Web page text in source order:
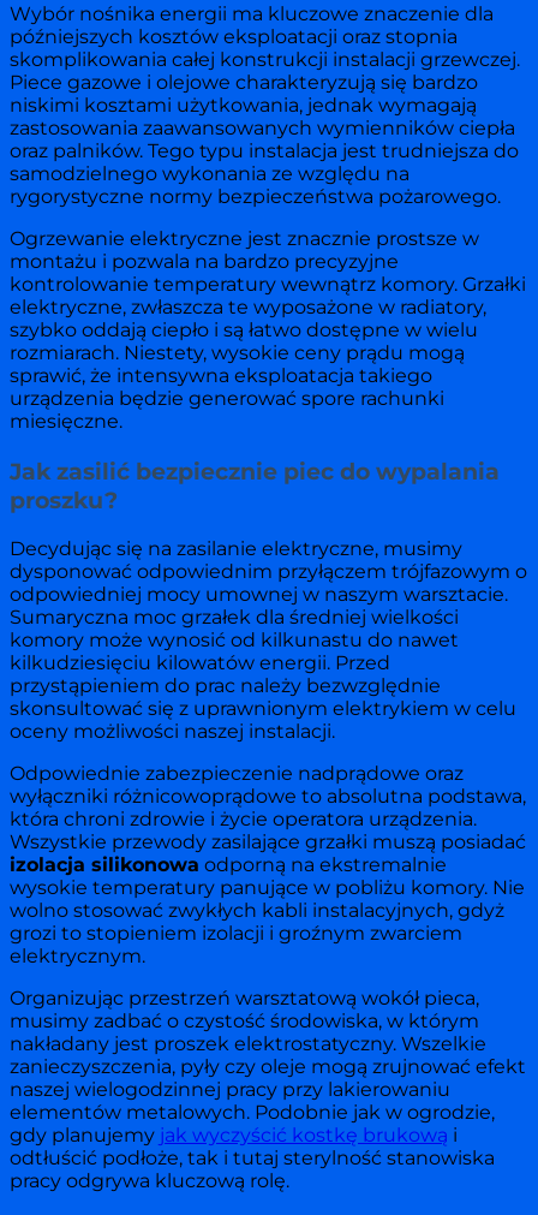
Wybór nośnika energii ma kluczowe znaczenie dla
późniejszych kosztów eksploatacji oraz stopnia
skomplikowania całej konstrukcji instalacji grzewczej.
Piece gazowe i olejowe charakteryzują się bardzo
niskimi kosztami użytkowania, jednak wymagają
zastosowania zaawansowanych wymienników ciepła
oraz palników. Tego typu instalacja jest trudniejsza do
samodzielnego wykonania ze względu na
rygorystyczne normy bezpieczeństwa pożarowego.
Ogrzewanie elektryczne jest znacznie prostsze w
montażu i pozwala na bardzo precyzyjne
kontrolowanie temperatury wewnątrz komory. Grzałki
elektryczne, zwłaszcza te wyposażone w radiatory,
szybko oddają ciepło i są łatwo dostępne w wielu
rozmiarach. Niestety, wysokie ceny prądu mogą
sprawić, że intensywna eksploatacja takiego
urządzenia będzie generować spore rachunki
miesięczne.
Jak zasilić bezpiecznie piec do wypalania
proszku?
Decydując się na zasilanie elektryczne, musimy
dysponować odpowiednim przyłączem trójfazowym o
odpowiedniej mocy umownej w naszym warsztacie.
Sumaryczna moc grzałek dla średniej wielkości
komory może wynosić od kilkunastu do nawet
kilkudziesięciu kilowatów energii. Przed
przystąpieniem do prac należy bezwzględnie
skonsultować się z uprawnionym elektrykiem w celu
oceny możliwości naszej instalacji.
Odpowiednie zabezpieczenie nadprądowe oraz
wyłączniki różnicowoprądowe to absolutna podstawa,
która chroni zdrowie i życie operatora urządzenia.
Wszystkie przewody zasilające grzałki muszą posiadać
izolacja silikonowa odporną na ekstremalnie
wysokie temperatury panujące w pobliżu komory. Nie
wolno stosować zwykłych kabli instalacyjnych, gdyż
grozi to stopieniem izolacji i groźnym zwarciem
elektrycznym.
Organizując przestrzeń warsztatową wokół pieca,
musimy zadbać o czystość środowiska, w którym
nakładany jest proszek elektrostatyczny. Wszelkie
zanieczyszczenia, pyły czy oleje mogą zrujnować efekt
naszej wielogodzinnej pracy przy lakierowaniu
elementów metalowych. Podobnie jak w ogrodzie,
gdy planujemy jak wyczyścić kostkę brukową i
odtłuścić podłoże, tak i tutaj sterylność stanowiska
pracy odgrywa kluczową rolę.